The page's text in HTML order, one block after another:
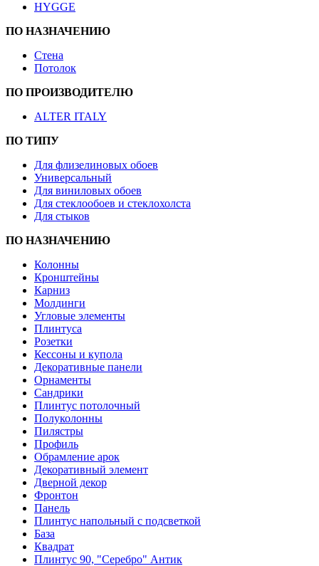
HYGGE
ПО НАЗНАЧЕНИЮ
Стена
Потолок
ПО ПРОИЗВОДИТЕЛЮ
ALTER ITALY
ПО ТИПУ
Для флизелиновых обоев
Универсальный
Для виниловых обоев
Для стеклообоев и стеклохолста
Для стыков
ПО НАЗНАЧЕНИЮ
Колонны
Кронштейны
Карниз
Молдинги
Угловые элементы
Плинтуса
Розетки
Кессоны и купола
Декоративные панели
Орнаменты
Сандрики
Плинтус потолочный
Полуколонны
Пилястры
Профиль
Обрамление арок
Декоративный элемент
Дверной декор
Фронтон
Панель
Плинтус напольный с подсветкой
База
Квадрат
Плинтус 90, "Серебро" Антик